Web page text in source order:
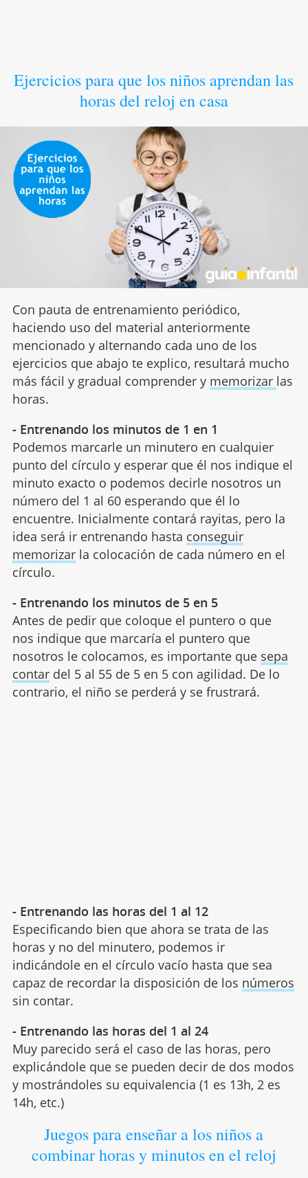
Ejercicios para que los niños aprendan las
horas del reloj en casa
Con pauta de entrenamiento periódico,
haciendo uso del material anteriormente
mencionado y alternando cada uno de los
ejercicios que abajo te explico, resultará mucho
más fácil y gradual comprender y memorizar las
horas.
- Entrenando los minutos de 1 en 1
Podemos marcarle un minutero en cualquier
punto del círculo y esperar que él nos indique el
minuto exacto o podemos decirle nosotros un
número del 1 al 60 esperando que él lo
encuentre. Inicialmente contará rayitas, pero la
idea será ir entrenando hasta conseguir
memorizarla colocación de cada número en el
círculo.
- Entrenando los minutos de 5 en 5
Antes de pedir que coloque el puntero o que
nos indique que marcaría el puntero que
nosotros le colocamos, es importante que sepa
contardel 5 al 55 de 5 en 5 con agilidad. De lo
contrario, el niño se perderá y se frustrará.
- Entrenando las horas del 1 al 12
Especificando bien que ahora se trata de las
horas y no del minutero, podemos ir
indicándole en el círculo vacío hasta que sea
capaz de recordar la disposición de los números
sin contar.
- Entrenando las horas del 1 al 24
Muy parecido será el caso de las horas, pero
explicándole que se pueden decir de dos modos
y mostrándoles su equivalencia (1 es 13h, 2 es
14h, etc.)
Juegos para enseñar a los niños a
combinar horas y minutos en el reloj